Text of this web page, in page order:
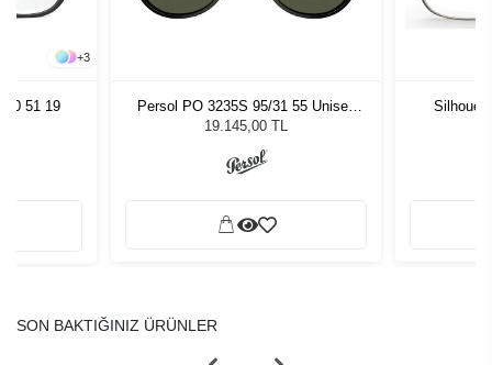
+3
51 19
Persol PO 3235S 95/31 55 Unisex
Güneş Gözlüğü
19.145,00 TL
SON BAKTIĞINIZ ÜRÜNLER